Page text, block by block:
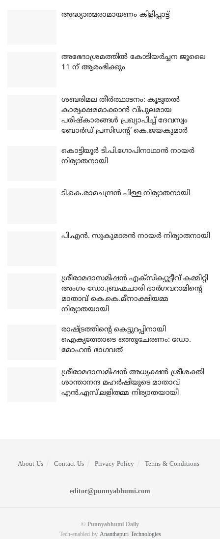
അദ്ധ്യാത്മരാമായണം കിളിപ്പാട്ട്
അഭേദാശ്രമത്തില്‍ കോടിയര്‍ച്ചന ജൂലൈ
11 ന് ആരംഭിക്കും
ശബരിമല തീര്‍ത്ഥാടനം: കൂടുതല്‍
കാര്യക്ഷമമാക്കാന്‍ വിപുലമായ
പരിഷ്‌കാരങ്ങള്‍ പ്രഖ്യാപിച്ച് ദേവസ്വം
ബോര്‍ഡ് പ്രസിഡന്റ് കെ.ജയകുമാര്‍
കൊട്ടിയൂര്‍ ടി.പി.ഗോപിനാഥാന്‍ നായര്‍
നിര്യാതനായി
ടി.കെ.രാമചന്ദ്രന്‍ പിള്ള നിര്യാതനായി
പി.എന്‍. സുകുമാരന്‍ നായര്‍ നിര്യാതനായി
ശ്രീരാമദാസമിഷന്‍ എക്‌സിക്യൂട്ടീവ് കമ്മിറ്റി
അംഗം ഡോ.ബ്രഹ്മചാരി ഭാര്‍ഗവറാമിന്റെ
മാതാവ് കെ.കെ.മീനാക്ഷിയമ്മ
നിര്യാതയായി
രാഷ്ട്രത്തിന്റെ കെട്ടുറപ്പിനായി
ഐക്യത്തോടെ ഒത്തുചേരണം: ഡോ.
മോഹന്‍ ഭാഗവത്
ശ്രീരാമദാസമിഷന്‍ അധ്യക്ഷന്‍ ശ്രീശക്തി
ശാന്താനന്ദ മഹര്‍ഷിയുടെ മാതാവ്
എന്‍.എസ്.ലളിതമ്മ നിര്യാതയായി
About Us Contact Us Privacy Policy Terms & Conditions
editor@punnyabhumi.com
© Punnyabhumi Daily
Tech-enabled by Ananthapuri Technologies